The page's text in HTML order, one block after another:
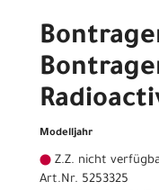
Modelljahr
Z.Z. nicht
Art.Nr. 5253325